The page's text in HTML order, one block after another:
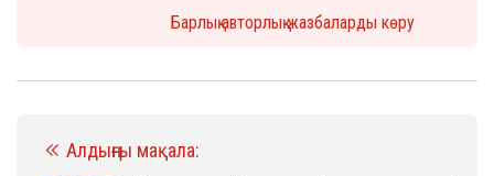
Барлық авторлық жазбаларды көру
Алдыңғы мақала: